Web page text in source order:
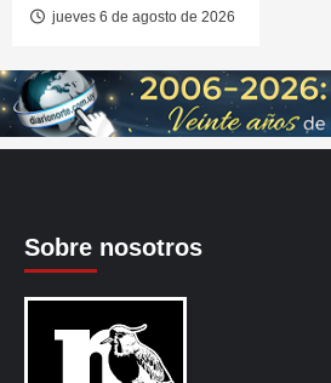
jueves 6 de agosto de 2026
Sobre nosotros